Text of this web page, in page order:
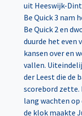
uit Heeswijk-
Be Quick 3 nam
Be Quick 2 en
duurde het even
kansen over en
vallen.
der Leest die de
scorebord zette.
lang wachten
de klok maakte